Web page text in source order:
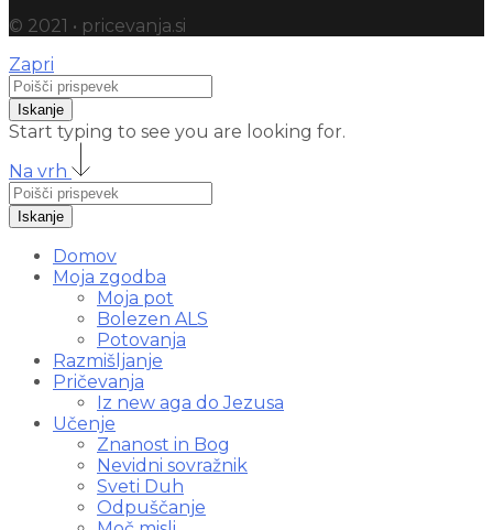
© 2021 • pricevanja.si
Zapri
Iskanje
Start typing to see you are looking for.
Na vrh
Iskanje
Domov
Moja zgodba
Moja pot
Bolezen ALS
Potovanja
Razmišljanje
Pričevanja
Iz new aga do Jezusa
Učenje
Znanost in Bog
Nevidni sovražnik
Sveti Duh
Odpuščanje